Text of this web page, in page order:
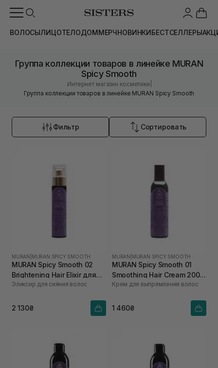
ВОЛОСЫЛИЦОТЕЛОДОММЕРЧНОВИНКИБЕСТСЕЛЛЕРЫ
Группа коллекции товаров в линейке MURAN
Spicy Smooth
Интернет магазин косметики
Группа коллекции товаров в линейке MURAN Spicy Smooth
Фильтр Сортировать
MURAN MURAN SPICY SMOOTH
MURAN Spicy Smooth 02
Brightening Hair Elixir для
розгладження та захисту
Эликсир для сияния волос
2 130₴
MURAN MURAN SPICY SMOOTH
MURAN Spicy Smooth 01
Smoothing Hair Cream 200
мл
Крем для выпрямления волос
1 460₴